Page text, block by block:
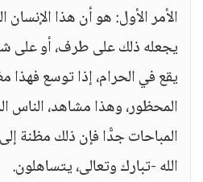
الأمر الأول: هو أن هذا
يجعله ذلك على طرف، أو على
يقع في الحرام، إذا توسع
المحظور، وهذا مشاهد، الناس
المباحات جدًّا فإن ذلك مظنة
الله -تبارك وتعالى، يتساهلون.